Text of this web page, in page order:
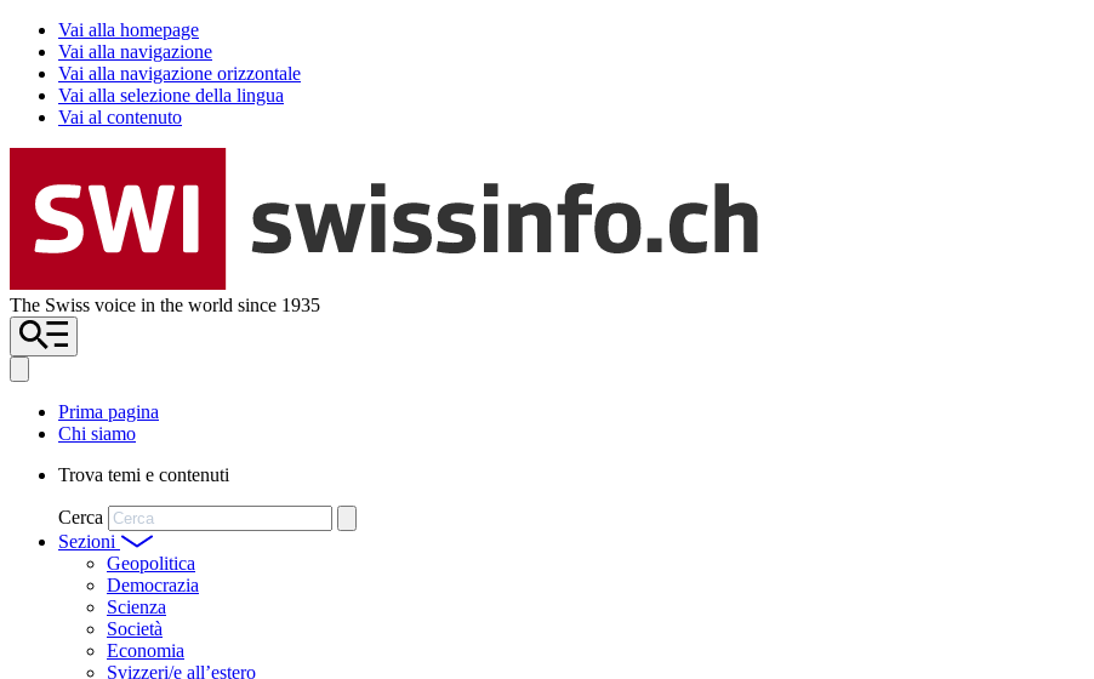
Vai alla homepage
Vai alla navigazione
Vai alla navigazione orizzontale
Vai alla selezione della lingua
Vai al contenuto
The Swiss voice in the world since 1935
Prima pagina
Chi siamo
Trova temi e contenuti
Cerca
Sezioni
Geopolitica
Democrazia
Scienza
Società
Economia
Svizzeri/e all’estero